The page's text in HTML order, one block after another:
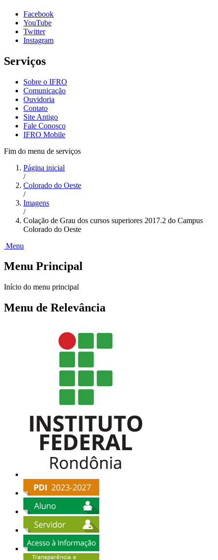
Facebook
YouTube
Twitter
Instagram
Serviços
Sobre o IFRO
Comunicação
Ouvidoria
Contato
Site Antigo
Fale Conosco
IFRO Mobile
Fim do menu de serviços
Página inicial
/
Colorado do Oeste
/
Imagens
/
Colação de Grau dos cursos superiores 2017.2 do Campus
Colorado do Oeste
Menu
Menu Principal
Início do menu principal
Menu de Relevância